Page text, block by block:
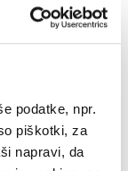
podatke, npr.
piškotki, za
napravi, da
priljubljena.